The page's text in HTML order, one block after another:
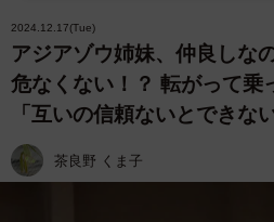
2024.12.17(Tue)
アジアゾウ姉妹、仲良しな
危なくない！？ 転がって
「互いの信頼ないとできない
茶良野 くま子